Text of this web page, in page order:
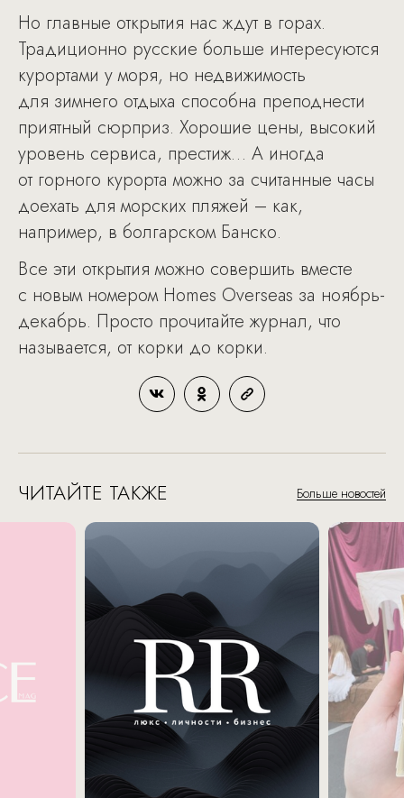
Но главные открытия нас ждут в горах.
Традиционно русские больше интересуются
курортами у моря, но недвижимость
для зимнего отдыха способна преподнести
приятный сюрприз. Хорошие цены, высокий
уровень сервиса, престиж… А иногда
от горного курорта можно за считанные часы
доехать для морских пляжей – как,
например, в болгарском Банско.
Все эти открытия можно совершить вместе
с новым номером Homes Overseas за ноябрь-
декабрь. Просто прочитайте журнал, что
называется, от корки до корки.
ЧИТАЙТЕ ТАКЖЕ Больше новостей